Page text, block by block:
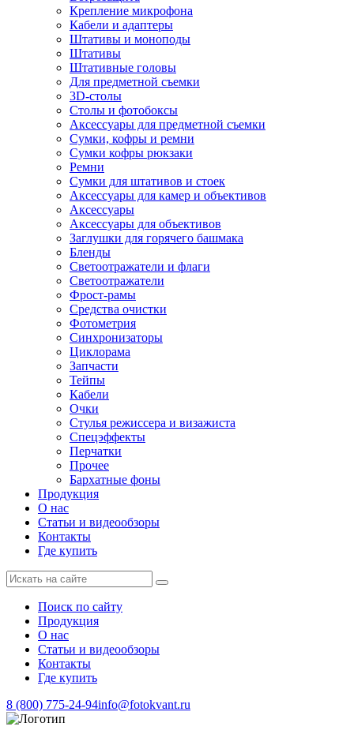
Крепление микрофона
Кабели и адаптеры
Штативы и моноподы
Штативы
Штативные головы
Для предметной съемки
3D-столы
Столы и фотобоксы
Аксессуары для предметной съемки
Сумки, кофры и ремни
Сумки кофры рюкзаки
Ремни
Сумки для штативов и стоек
Аксессуары для камер и объективов
Аксессуары
Аксессуары для объективов
Заглушки для горячего башмака
Бленды
Светоотражатели и флаги
Светоотражатели
Фрост-рамы
Средства очистки
Фотометрия
Синхронизаторы
Циклорама
Запчасти
Тейпы
Кабели
Очки
Стулья режиссера и визажиста
Спецэффекты
Перчатки
Прочее
Бархатные фоны
Продукция
О нас
Статьи и видеообзоры
Контакты
Где купить
Поиск по сайту
Продукция
О нас
Статьи и видеообзоры
Контакты
Где купить
8 (800) 775-24-94info@fotokvant.ru